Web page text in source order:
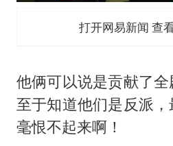
打开网易新闻 查
他俩可以说是贡献了
至于知道他们是反派
毫恨不起来啊！